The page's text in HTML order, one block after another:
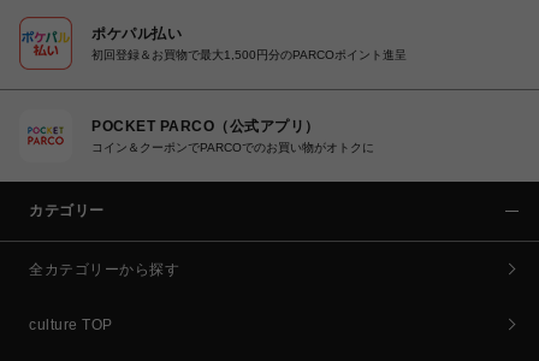
ポケパル払い
初回登録＆お買物で最大1,500円分のPARCOポイント進呈
POCKET PARCO（公式アプリ）
コイン＆クーポンでPARCOでのお買い物がオトクに
カテゴリー
全カテゴリーから探す
culture TOP